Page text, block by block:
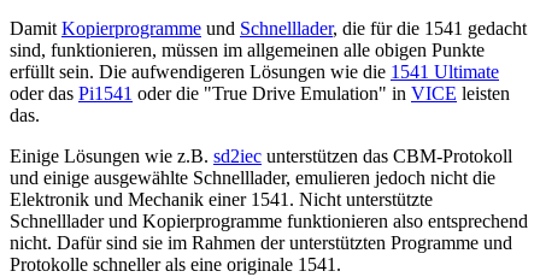
Damit Kopierprogramme und Schnelllader, die für die 1541 gedacht
sind, funktionieren, müssen im allgemeinen alle obigen Punkte
erfüllt sein. Die aufwendigeren Lösungen wie die 1541 Ultimate
oder das Pi1541 oder die "True Drive Emulation" in VICE leisten
das.
Einige Lösungen wie z.B. sd2iec unterstützen das CBM-Protokoll
und einige ausgewählte Schnelllader, emulieren jedoch nicht die
Elektronik und Mechanik einer 1541. Nicht unterstützte
Schnelllader und Kopierprogramme funktionieren also entsprechend
nicht. Dafür sind sie im Rahmen der unterstützten Programme und
Protokolle schneller als eine originale 1541.